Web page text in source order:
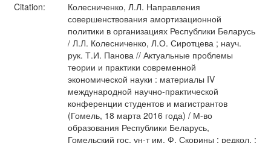
Citation:
Колесниченко, Л.Л. Направления
совершенствования амортизационной
политики в организациях Республики Беларусь
/ Л.Л. Колесниченко, Л.О. Сиротцева ; науч.
рук. Т.И. Панова // Актуальные проблемы
теории и практики современной
экономической науки : материалы IV
международной научно-практической
конференции студентов и магистрантов
(Гомель, 18 марта 2016 года) / М-во
образования Республики Беларусь,
Гомельский гос. ун-т им. Ф. Скорины ; редкол. :